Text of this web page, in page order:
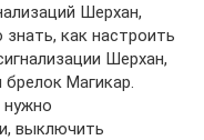
Шерхан,
как настроить
Шерхан,
Магикар.
нужно
выключить